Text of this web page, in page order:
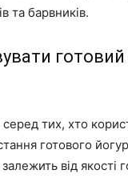
та барвників.
готовий
тих, хто
готового
від